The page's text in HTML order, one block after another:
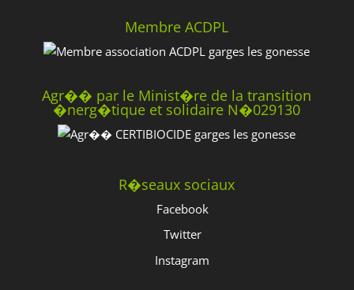
Membre ACDPL
Agr�� par le Minist�re de la transition
�nerg�tique et solidaire N�029130
R�seaux sociaux
Facebook
Twitter
Instagram